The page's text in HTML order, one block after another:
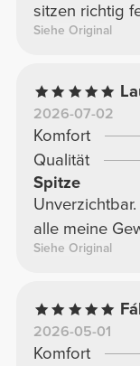
sitzen richtig
Siehe Original
2026-07-02
Komfort
Qualität
Spitze
alle meine
Siehe Original
2026-05-01
Komfort